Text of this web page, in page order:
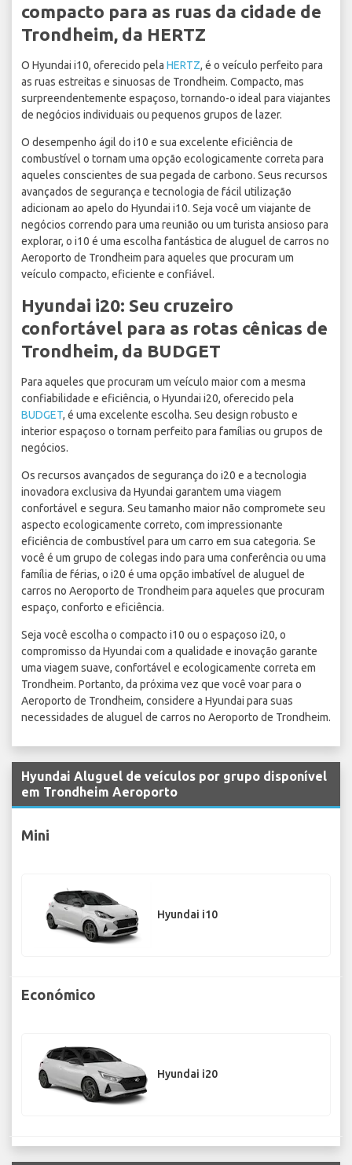
compacto para as ruas da cidade de
Trondheim, da HERTZ
O Hyundai i10, oferecido pela HERTZ, é o veículo perfeito para
as ruas estreitas e sinuosas de Trondheim. Compacto, mas
surpreendentemente espaçoso, tornando-o ideal para viajantes
de negócios individuais ou pequenos grupos de lazer.
O desempenho ágil do i10 e sua excelente eficiência de
combustível o tornam uma opção ecologicamente correta para
aqueles conscientes de sua pegada de carbono. Seus recursos
avançados de segurança e tecnologia de fácil utilização
adicionam ao apelo do Hyundai i10. Seja você um viajante de
negócios correndo para uma reunião ou um turista ansioso para
explorar, o i10 é uma escolha fantástica de aluguel de carros no
Aeroporto de Trondheim para aqueles que procuram um
veículo compacto, eficiente e confiável.
Hyundai i20: Seu cruzeiro
confortável para as rotas cênicas de
Trondheim, da BUDGET
Para aqueles que procuram um veículo maior com a mesma
confiabilidade e eficiência, o Hyundai i20, oferecido pela
BUDGET, é uma excelente escolha. Seu design robusto e
interior espaçoso o tornam perfeito para famílias ou grupos de
negócios.
Os recursos avançados de segurança do i20 e a tecnologia
inovadora exclusiva da Hyundai garantem uma viagem
confortável e segura. Seu tamanho maior não compromete seu
aspecto ecologicamente correto, com impressionante
eficiência de combustível para um carro em sua categoria. Se
você é um grupo de colegas indo para uma conferência ou uma
família de férias, o i20 é uma opção imbatível de aluguel de
carros no Aeroporto de Trondheim para aqueles que procuram
espaço, conforto e eficiência.
Seja você escolha o compacto i10 ou o espaçoso i20, o
compromisso da Hyundai com a qualidade e inovação garante
uma viagem suave, confortável e ecologicamente correta em
Trondheim. Portanto, da próxima vez que você voar para o
Aeroporto de Trondheim, considere a Hyundai para suas
necessidades de aluguel de carros no Aeroporto de Trondheim.
Hyundai Aluguel de veículos por grupo disponível
em Trondheim Aeroporto
Mini
Hyundai i10
Económico
Hyundai i20